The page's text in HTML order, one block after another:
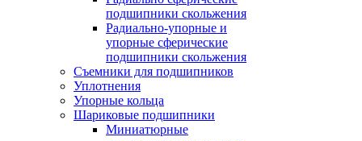
подшипники скольжения
Радиально-упорные и
упорные сферические
подшипники скольжения
Съемники для подшипников
Уплотнения
Упорные кольца
Шариковые подшипники
Миниатюрные